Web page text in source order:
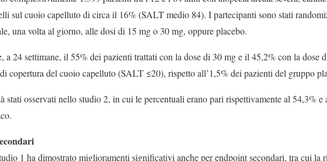
sul cuoio capelluto di circa il 16% (SALT medio 84). I partecipanti sono stati
una volta al giorno, alle dosi di 15 mg o 30 mg, oppure placebo.
a 24 settimane, il 55% dei pazienti trattati con la dose di 30 mg e il 45,2% con la dose
copertura del cuoio capelluto (SALT ≤20), rispetto all’1,5% dei pazienti del gruppo
stati osservati nello studio 2, in cui le percentuali erano pari rispettivamente al 54,3% e
1 ha dimostrato miglioramenti significativi anche per endpoint secondari, tra cui la